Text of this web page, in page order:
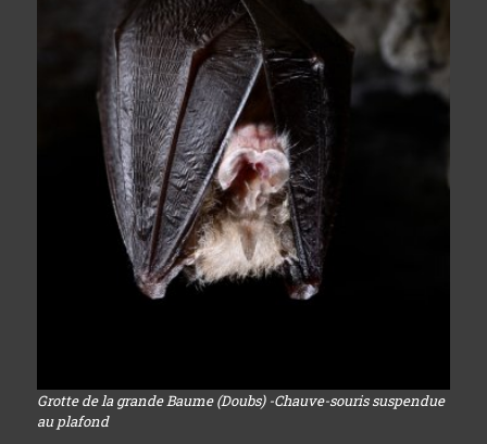
Grotte de la grande Baume (Doubs) -Chauve-souris suspendue
au plafond